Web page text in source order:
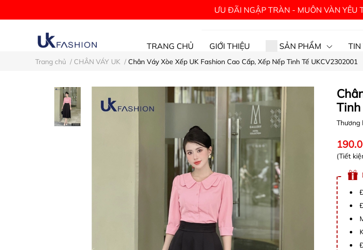
ƯU ĐÃI NGẬP TRÀN - MUÔN VÀN YÊU
TRANG CHỦ GIỚI THIỆU SẢN PHẨM TIN
Trang chủ / CHÂN VÁY UK / Chân Váy Xòe Xếp UK Fashion Cao Cấp, Xếp Nếp Tinh Tế UKCV2302001
Tinh
Thương
(Tiết